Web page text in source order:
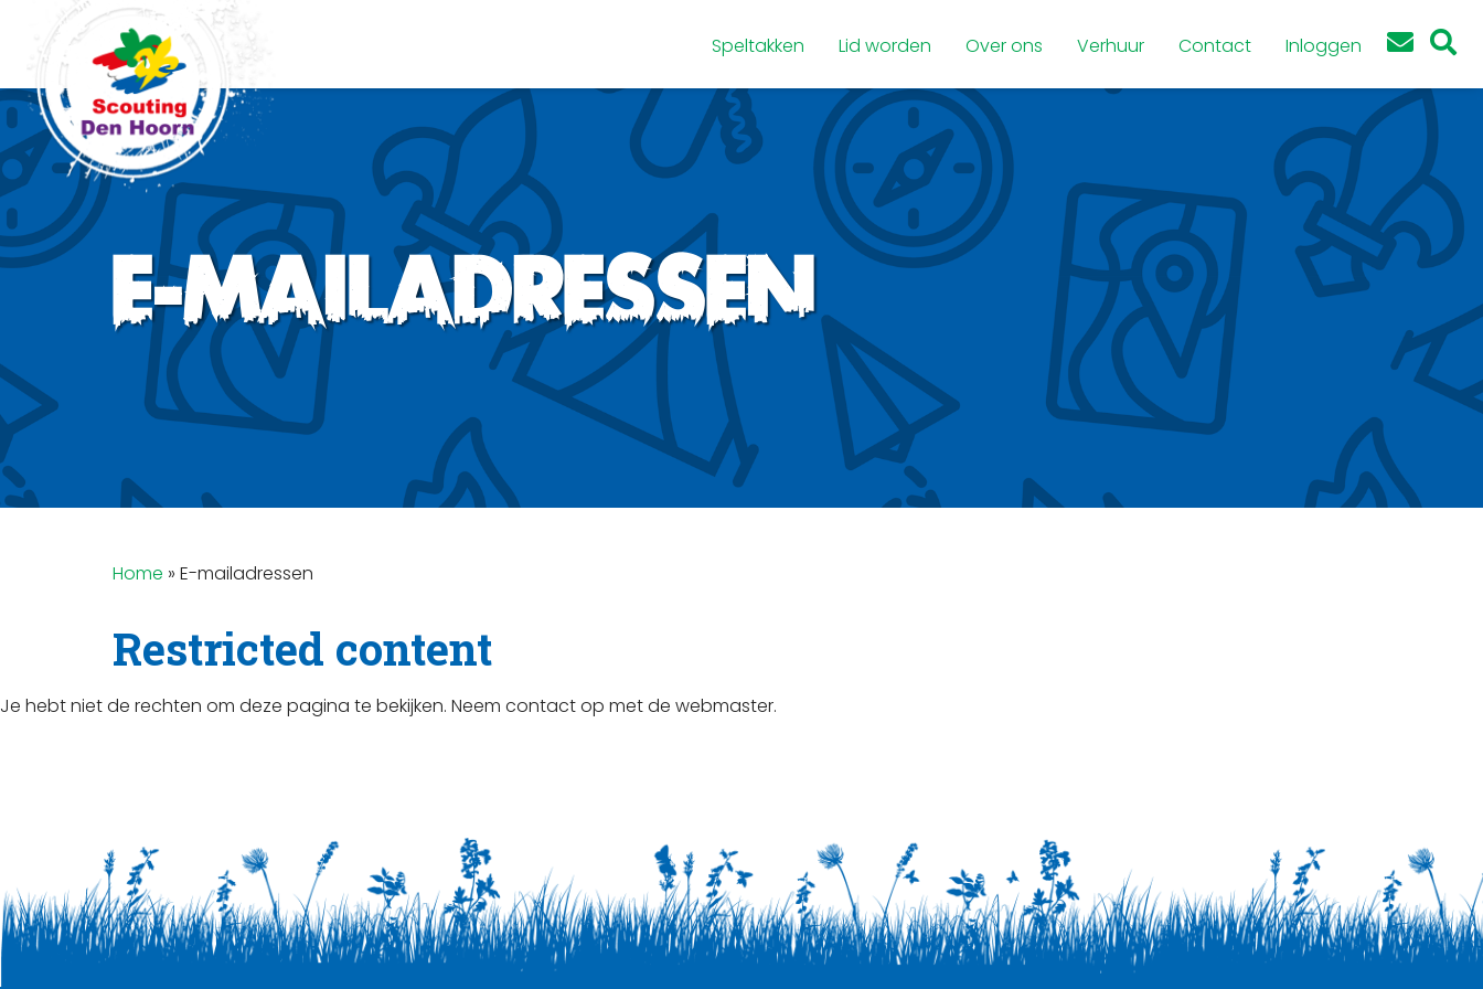
Speltakken Lid worden Over ons Verhuur Contact Inloggen
E-mailadressen
Home » E-mailadressen
Restricted content
Je hebt niet de rechten om deze pagina te bekijken. Neem contact op met de webmaster.